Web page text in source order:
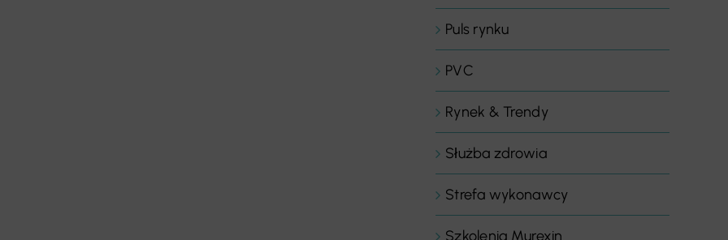
Puls rynku
PVC
Rynek & Trendy
Służba zdrowia
Strefa wykonawcy
Szkolenia Murexin